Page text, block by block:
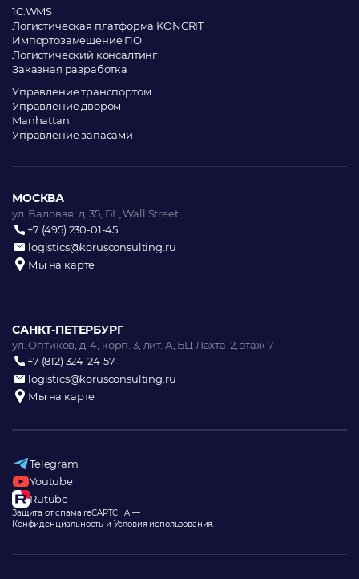
1C:WMS
Логистическая платформа KONCRIT
Импортозамещение ПО
Логистический консалтинг
Заказная разработка
Управление транспортом
Управление двором
Manhattan
Управление запасами
Telegram
Youtube
Rutube
Защита от спама reCAPTCHA —
Конфиденциальность и Условия использования.
МОСКВА
ул. Валовая, д. 35, БЦ Wall Street
+7 (495) 230-01-45
logistics@korusconsulting.ru
Мы на карте
САНКТ-ПЕТЕРБУРГ
ул. Оптиков, д. 4, корп. 3, лит. А, БЦ Лахта-2, этаж 7
+7 (812) 324-24-57
logistics@korusconsulting.ru
Мы на карте